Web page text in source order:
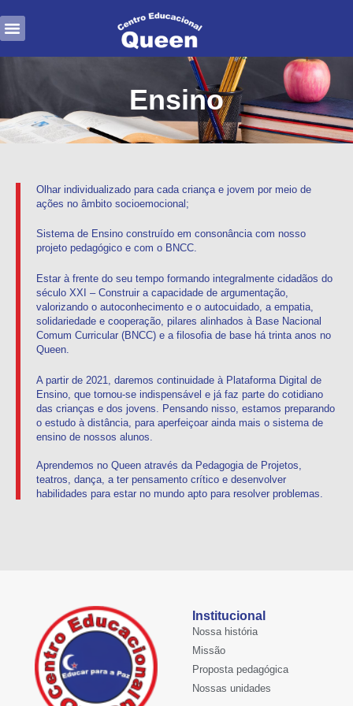
para
Menu
Ensino
Olhar individualizado para cada criança e jovem por meio de
ações no âmbito socioemocional;
Sistema de Ensino construído em consonância com nosso
projeto pedagógico e com o BNCC.
Estar à frente do seu tempo formando integralmente cidadãos do
século XXI – Construir a capacidade de argumentação,
valorizando o autoconhecimento e o autocuidado, a empatia,
solidariedade e cooperação, pilares alinhados à Base Nacional
Comum Curricular (BNCC) e a filosofia de base há trinta anos no
Queen.
A partir de 2021, daremos continuidade à Plataforma Digital de
Ensino, que tornou-se indispensável e já faz parte do cotidiano
das crianças e dos jovens. Pensando nisso, estamos preparando
o estudo à distância, para aperfeiçoar ainda mais o sistema de
ensino de nossos alunos.
Aprendemos no Queen através da Pedagogia de Projetos,
teatros, dança, a ter pensamento crítico e desenvolver
habilidades para estar no mundo apto para resolver problemas.
Institucional
Nossa história
Missão
Proposta pedagógica
Nossas unidades